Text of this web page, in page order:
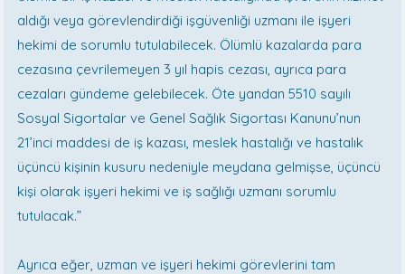
aldığı veya görevlendirdiği işgüvenliği uzmanı ile işyeri
hekimi de sorumlu tutulabilecek. Ölümlü kazalarda para
cezasına çevrilemeyen 3 yıl hapis cezası, ayrıca para
cezaları gündeme gelebilecek. Öte yandan 5510 sayılı
Sosyal Sigortalar ve Genel Sağlık Sigortası Kanunu’nun
21’inci maddesi de iş kazası, meslek hastalığı ve hastalık
üçüncü kişinin kusuru nedeniyle meydana gelmişse, üçüncü
kişi olarak işyeri hekimi ve iş sağlığı uzmanı sorumlu
tutulacak.”
Ayrıca eğer, uzman ve işyeri hekimi görevlerini tam